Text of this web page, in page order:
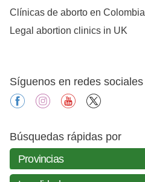
Clínicas de aborto en Colombia
Legal abortion clinics in UK
Síguenos en redes sociales
facebookinstagramyoutube
Búsquedas rápidas por